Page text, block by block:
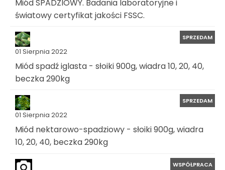
Miód SPADZIOWY. Badania laboratoryjne i
światowy certyfikat jakości FSSC.
01 Sierpnia 2022
SPRZEDAM
Miód spadź iglasta - słoiki 900g, wiadra 10, 20, 40,
beczka 290kg
01 Sierpnia 2022
SPRZEDAM
Miód nektarowo-spadziowy - słoiki 900g, wiadra
10, 20, 40, beczka 290kg
WSPÓŁPRACA